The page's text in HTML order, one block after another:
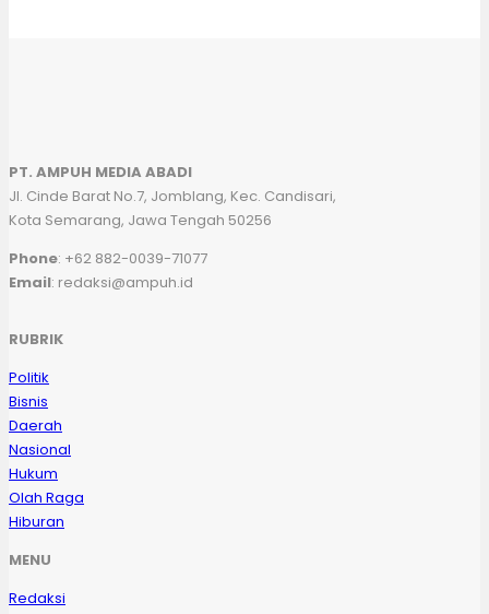
PT. AMPUH MEDIA ABADI
Jl. Cinde Barat No.7, Jomblang, Kec. Candisari,
Kota Semarang, Jawa Tengah 50256
Phone: +62 882-0039-71077
Email: redaksi@ampuh.id
RUBRIK
Politik
Bisnis
Daerah
Nasional
Hukum
Olah Raga
Hiburan
MENU
Redaksi